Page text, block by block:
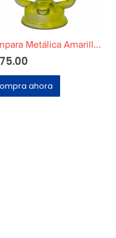
Lámpara Metálica Amarillo y Plateado Vintage
75.00
ahora